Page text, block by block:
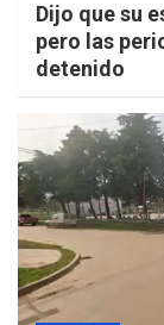
Dijo que su
pero las
detenido